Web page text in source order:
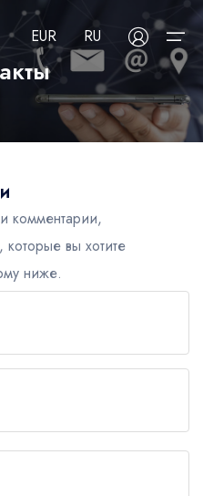
EUR RU
комментарии,
вы хотите
ниже.
Nederlands